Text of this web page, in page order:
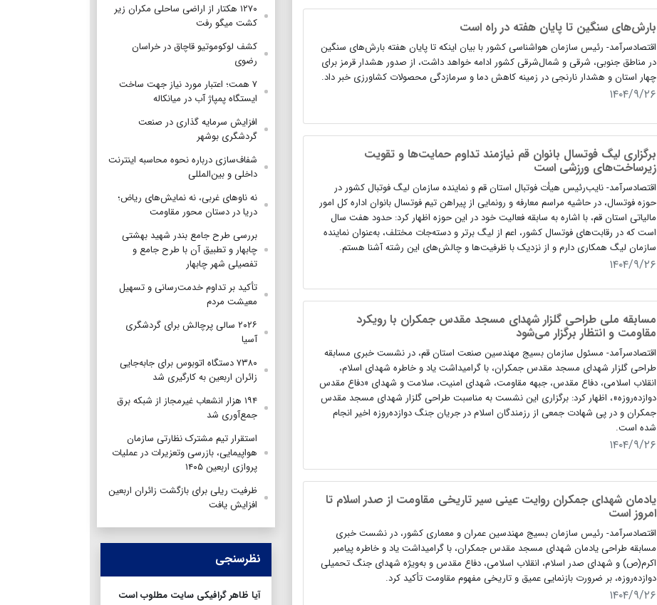
بارش‌های سنگین تا پایان هفته در راه است
اقتصادسرآمد- رئیس سازمان هواشناسی کشور با بیان اینکه تا پایان هفته بارش‌های سنگین
در مناطق جنوبی، شرقی و شمال‌شرقی کشور ادامه خواهد داشت، از صدور هشدار قرمز برای
چهار استان و هشدار نارنجی در زمینه کاهش دما و سرمازدگی محصولات کشاورزی خبر داد.
۱۴۰۴/۹/۲۶
برگزاری لیگ فوتسال بانوان قم نیازمند تداوم حمایت‌ها و تقویت
زیرساخت‌های ورزشی است
اقتصادسرآمد- نایب‌رئیس هیأت فوتبال استان قم و نماینده سازمان لیگ فوتبال کشور در
حوزه فوتسال، در حاشیه مراسم معارفه و رونمایی از پیراهن تیم فوتسال بانوان اداره کل امور
مالیاتی استان قم، با اشاره به سابقه فعالیت خود در این حوزه اظهار کرد: حدود هفت سال
است که در رقابت‌های فوتسال کشور، اعم از لیگ برتر و دسته‌جات مختلف، به‌عنوان نماینده
سازمان لیگ همکاری دارم و از نزدیک با ظرفیت‌ها و چالش‌های این رشته آشنا هستم.
۱۴۰۴/۹/۲۶
مسابقه ملی طراحی گلزار شهدای مسجد مقدس جمکران با رویکرد
مقاومت و انتظار برگزار می‌شود
اقتصادسرآمد- مسئول سازمان بسیج مهندسین صنعت استان قم، در نشست خبری مسابقه
طراحی گلزار شهدای مسجد مقدس جمکران، با گرامیداشت یاد و خاطره شهدای اسلام،
انقلاب اسلامی، دفاع مقدس، جبهه مقاومت، شهدای امنیت، سلامت و شهدای «دفاع مقدس
دوازده‌روزه»، اظهار کرد: برگزاری این نشست به مناسبت طراحی گلزار شهدای مسجد مقدس
جمکران و در پی شهادت جمعی از رزمندگان اسلام در جریان جنگ دوازده‌روزه اخیر انجام
شده است.
۱۴۰۴/۹/۲۶
یادمان شهدای جمکران روایت عینی سیر تاریخی مقاومت از صدر اسلام تا
امروز است
اقتصادسرآمد- رئیس سازمان بسیج مهندسین عمران و معماری کشور، در نشست خبری
مسابقه طراحی یادمان شهدای مسجد مقدس جمکران، با گرامیداشت یاد و خاطره پیامبر
اکرم(ص) و شهدای صدر اسلام، انقلاب اسلامی، دفاع مقدس و به‌ویژه شهدای جنگ تحمیلی
دوازده‌روزه، بر ضرورت بازنمایی عمیق و تاریخی مفهوم مقاومت تأکید کرد.
۱۴۰۴/۹/۲۶
۱۲۷۰ هکتار از اراضی ساحلی مکران زیر
کشت میگو رفت
کشف لوکوموتیو قاچاق در خراسان
رضوی
۷ همت؛ اعتبار مورد نیاز جهت ساخت
ایستگاه پمپاژ آب در میانکاله
افزایش سرمایه گذاری در صنعت
گردشگری بوشهر
شفاف‌سازی درباره نحوه محاسبه اینترنت
داخلی و بین‌المللی
نه ناوهای غربی، نه نمایش‌های ریاض؛
دریا در دستان محور مقاومت
بررسی طرح جامع بندر شهید بهشتی
چابهار و تطبیق آن با طرح جامع و
تفصیلی شهر چابهار
تأکید بر تداوم خدمت‌رسانی و تسهیل
معیشت مردم
۲۰۲۶ سالی پرچالش برای گردشگری
آسیا
۷۳۸۰ دستگاه اتوبوس برای جابه‌جایی
زائران اربعین به‌ کارگیری شد
۱۹۴ هزار انشعاب غیرمجاز از شبکه برق
جمع‌آوری شد
استقرار تیم مشترک نظارتی سازمان
هواپیمایی، بازرسی وتعزیرات در عملیات
پروازی اربعین ۱۴۰۵
ظرفیت ریلی برای بازگشت زائران اربعین
افزایش یافت
نظرسنجی
آیا ظاهر گرافیکی سایت مطلوب است